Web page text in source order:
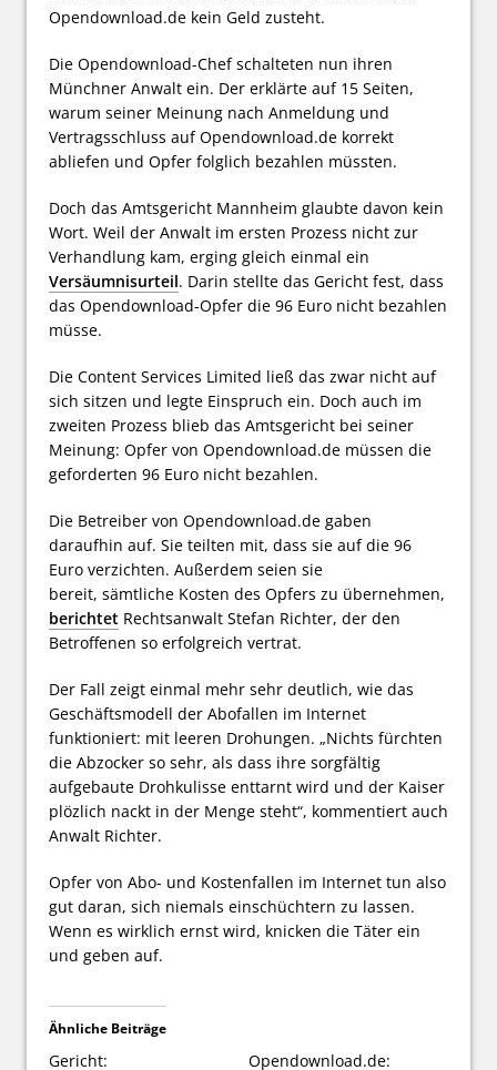
Opendownload.de kein Geld zusteht.
Die Opendownload-Chef schalteten nun ihren
Münchner Anwalt ein. Der erklärte auf 15 Seiten,
warum seiner Meinung nach Anmeldung und
Vertragsschluss auf Opendownload.de korrekt
abliefen und Opfer folglich bezahlen müssten.
Doch das Amtsgericht Mannheim glaubte davon kein
Wort. Weil der Anwalt im ersten Prozess nicht zur
Verhandlung kam, erging gleich einmal ein
Versäumnisurteil. Darin stellte das Gericht fest, dass
das Opendownload-Opfer die 96 Euro nicht bezahlen
müsse.
Die Content Services Limited ließ das zwar nicht auf
sich sitzen und legte Einspruch ein. Doch auch im
zweiten Prozess blieb das Amtsgericht bei seiner
Meinung: Opfer von Opendownload.de müssen die
geforderten 96 Euro nicht bezahlen.
Die Betreiber von Opendownload.de gaben
daraufhin auf. Sie teilten mit, dass sie auf die 96
Euro verzichten. Außerdem seien sie
bereit, sämtliche Kosten des Opfers zu übernehmen,
berichtet Rechtsanwalt Stefan Richter, der den
Betroffenen so erfolgreich vertrat.
Der Fall zeigt einmal mehr sehr deutlich, wie das
Geschäftsmodell der Abofallen im Internet
funktioniert: mit leeren Drohungen. „Nichts fürchten
die Abzocker so sehr, als dass ihre sorgfältig
aufgebaute Drohkulisse enttarnt wird und der Kaiser
plözlich nackt in der Menge steht“, kommentiert auch
Anwalt Richter.
Opfer von Abo- und Kostenfallen im Internet tun also
gut daran, sich niemals einschüchtern zu lassen.
Wenn es wirklich ernst wird, knicken die Täter ein
und geben auf.
Ähnliche Beiträge
Gericht: Opendownload.de: